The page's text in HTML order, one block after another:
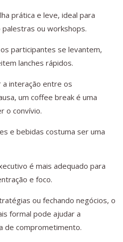
prática e leve, ideal para
ou workshops.
participantes se levantem,
lanches rápidos.
a interação entre os
um coffee break é uma
o convívio.
e bebidas costuma ser uma
é mais adequado para
e foco.
ou fechando negócios, o
formal pode ajudar a
de comprometimento.